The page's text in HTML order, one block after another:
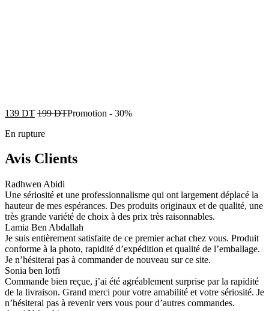
139 DT 199DTPromotion - 30%
En rupture
Avis Clients
Radhwen Abidi
Une sériosité et une professionnalisme qui ont largement déplacé la
hauteur de mes espérances. Des produits originaux et de qualité, une
très grande variété de choix à des prix très raisonnables.
Lamia Ben Abdallah
Je suis entièrement satisfaite de ce premier achat chez vous. Produit
conforme à la photo, rapidité d’expédition et qualité de l’emballage.
Je n’hésiterai pas à commander de nouveau sur ce site.
Sonia ben lotfi
Commande bien reçue, j’ai été agréablement surprise par la rapidité
de la livraison. Grand merci pour votre amabilité et votre sériosité. Je
n’hésiterai pas à revenir vers vous pour d’autres commandes.